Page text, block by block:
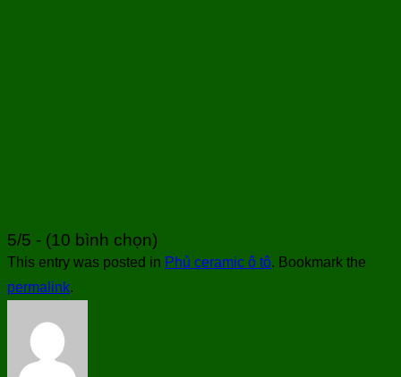
5/5 - (10 bình chọn)
This entry was posted in Phủ ceramic ô tô. Bookmark the
permalink.